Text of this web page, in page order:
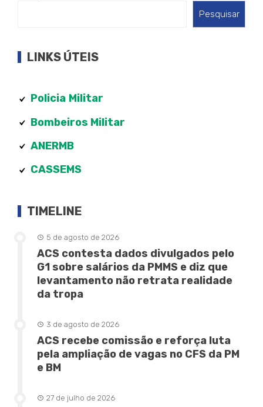
Pesquisar
LINKS ÚTEIS
Policia Militar
Bombeiros Militar
ANERMB
CASSEMS
TIMELINE
5 de agosto de 2026
ACS contesta dados divulgados pelo
G1 sobre salários da PMMS e diz que
levantamento não retrata realidade
da tropa
3 de agosto de 2026
ACS recebe comissão e reforça luta
pela ampliação de vagas no CFS da PM
e BM
27 de julho de 2026